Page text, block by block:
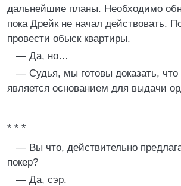
дальнейшие планы. Необходимо
пока Дрейк не начал действовать.
провести обыск квартиры.
— Да, но…
— Судья, мы готовы доказать,
является основанием для выдачи
* * *
— Вы что, действительно
покер?
— Да, сэр.